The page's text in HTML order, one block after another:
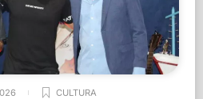
CULTURA